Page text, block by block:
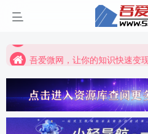
吾爱微网，让你的知识快速变
吾爱微网，让你的知识快速变